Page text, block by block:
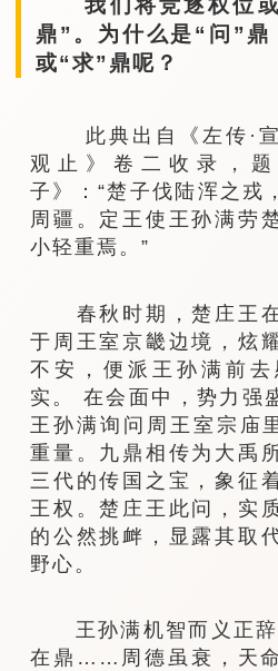
我们将竞逐权位或
鼎”。为什么是“问”鼎
或“求”鼎呢？
此典出自《左传·宣
观止》卷二收录，
子》：“楚子伐陆浑之戎
周疆。定王使王孙满劳
小轻重焉。”
春秋时期，楚庄王在
于周王室京畿边境，炫
不安，便派王孙满前
实。 在会面中，势力强
王孙满询问周王室宗庙
重量。九鼎相传为大禹
三代的传国之宝，象征
王权。楚庄王此问，实
的公然挑衅，显露其取
野心。
王孙满机智而义正辞
在鼎……周德虽衰，天命